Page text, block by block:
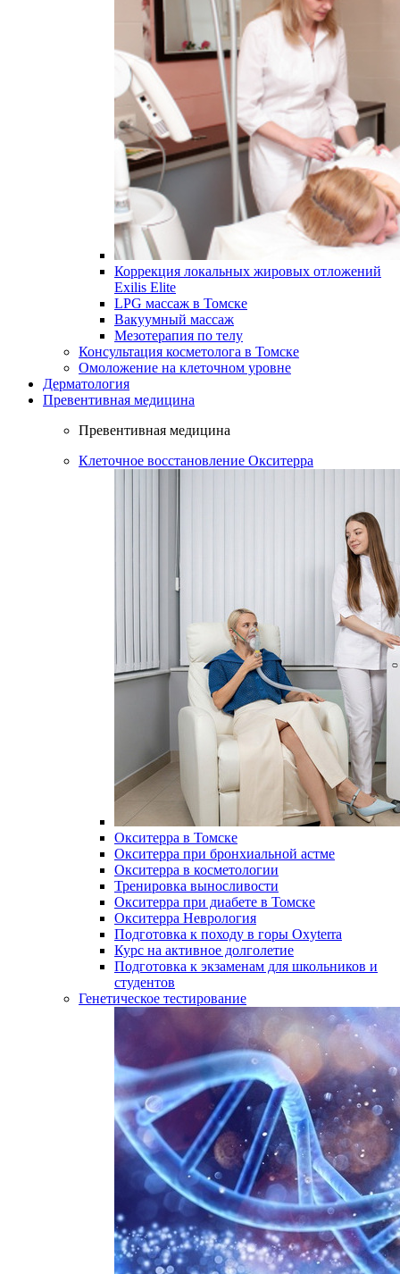
Коррекция локальных жировых отложений
Exilis Elite
LPG массаж в Томске
Вакуумный массаж
Мезотерапия по телу
Консультация косметолога в Томске
Омоложение на клеточном уровне
Дерматология
Превентивная медицина
Превентивная медицина
Клеточное восстановление Окситерра
Окситерра в Томске
Окситерра при бронхиальной астме
Окситерра в косметологии
Тренировка выносливости
Окситерра при диабете в Томске
Окситерра Неврология
Подготовка к походу в горы Oxyterra
Курс на активное долголетие
Подготовка к экзаменам для школьников и
студентов
Генетическое тестирование